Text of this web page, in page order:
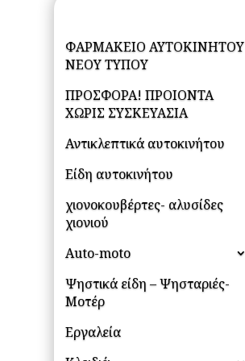
ΦΑΡΜΑΚΕΙΟ ΑΥΤΟΚΙΝΗΤΟΥ
ΝΕΟΥ ΤΥΠΟΥ
ΠΡΟΣΦΟΡΑ! ΠΡΟΙΟΝΤΑ
ΧΩΡΙΣ ΣΥΣΚΕΥΑΣΙΑ
Αντικλεπτικά αυτοκινήτου
Είδη αυτοκινήτου
χιονοκουβέρτες- αλυσίδες
χιονιού
Auto-moto
Ψηστικά είδη – Ψησταριές-
Μοτέρ
Εργαλεία